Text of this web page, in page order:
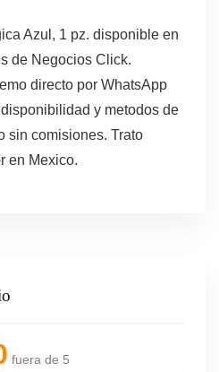
Azul, 1 pz. disponible en
de Negocios Click.
directo por WhatsApp
y metodos de
sin comisiones. Trato
en Mexico.
fuera de 5